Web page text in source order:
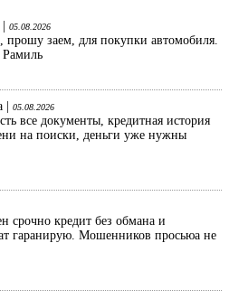
05.08.2026
прошу заем, для покупки автомобиля.
| 05.08.2026
все документы, кредитная история
на поиски, деньги уже нужны
срочно кредит без обмана и
гаранирую. Мошенников просьюа не